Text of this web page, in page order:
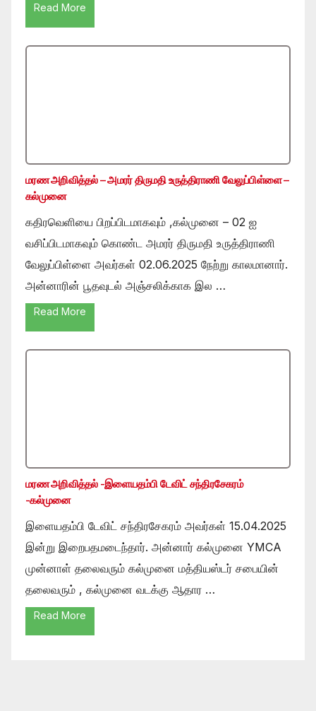
Read More
மரண அறிவித்தல் – அமரர் திருமதி உருத்திராணி வேலுப்பிள்ளை –
கல்முனை
கதிரவெளியை பிறப்பிடமாகவும் ,கல்முனை – 02 ஐ
வசிப்பிடமாகவும் கொண்ட அமரர் திருமதி உருத்திராணி
வேலுப்பிள்ளை அவர்கள் 02.06.2025 நேற்று காலமானார்.
அன்னாரின் பூதவுடல் அஞ்சலிக்காக இல …
Read More
மரண அறிவித்தல் -இளையதம்பி டேவிட் சந்திரசேகரம்
-கல்முனை
இளையதம்பி டேவிட் சந்திரசேகரம் அவர்கள் 15.04.2025
இன்று இறைபதமடைந்தார். அன்னார் கல்முனை YMCA
முன்னாள் தலைவரும் கல்முனை மத்தியஸ்டர் சபையின்
தலைவரும் , கல்முனை வடக்கு ஆதார …
Read More